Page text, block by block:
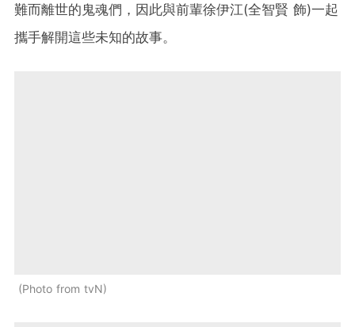
難而離世的鬼魂們，因此與前輩徐伊江(全智賢 飾)一起
攜手解開這些未知的故事。
Photo from tvN